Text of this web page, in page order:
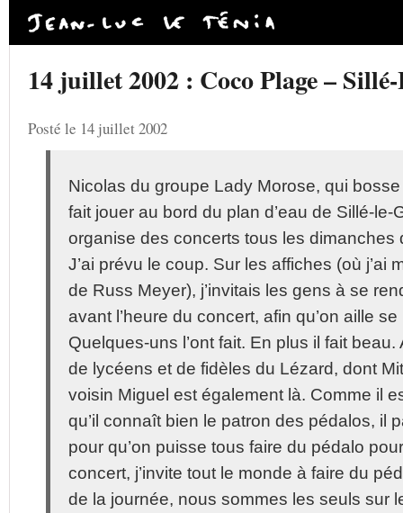
14 juillet 2002 : Coco Plage –
Posté le 14 juillet 2002
Nicolas du groupe Lady Morose, qui
fait jouer au bord du plan d’eau de Sillé-le-
organise des concerts tous les dimanches
J’ai prévu le coup. Sur les affiches (où j’ai
de Russ Meyer), j’invitais les gens à se
avant l’heure du concert, afin qu’on aille
Quelques-uns l’ont fait. En plus il fait
de lycéens et de fidèles du Lézard, dont
voisin Miguel est également là. Comme il
qu’il connaît bien le patron des pédalos, il
pour qu’on puisse tous faire du pédalo
concert, j’invite tout le monde à faire du
de la journée, nous sommes les seuls sur